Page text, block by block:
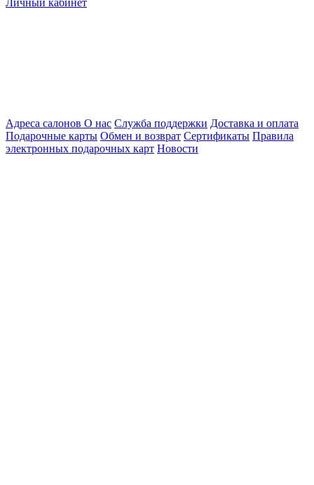
Личный кабинет
Адреса салонов О нас Служба поддержки Доставка и оплата
Подарочные карты Обмен и возврат Сертификаты Правила
электронных подарочных карт Новости